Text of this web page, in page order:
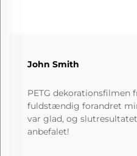
John Smith
PETG dekorationsfilmen
fuldstændig forandret
var glad, og
anbefalet!